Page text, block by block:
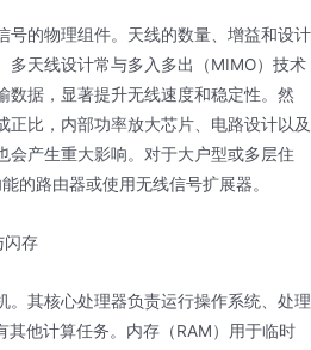
号的物理组件。天线的数量、增益和设计
多天线设计常与多入多出（MIMO）技术
数据，显著提升无线速度和稳定性。然
正比，内部功率放大芯片、电路设计以及
会产生重大影响。对于大户型或多层住
的路由器或使用无线信号扩展器。
闪存
。其核心处理器负责运行操作系统、处理
其他计算任务。内存（RAM）用于临时